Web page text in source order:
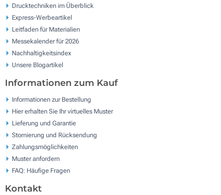
Drucktechniken im Überblick
Express-Werbeartikel
Leitfaden für Materialien
Messekalender für 2026
Nachhaltigkeitsindex
Unsere Blogartikel
Informationen zum Kauf
Informationen zur Bestellung
Hier erhalten Sie Ihr virtuelles Muster
Lieferung und Garantie
Stornierung und Rücksendung
Zahlungsmöglichkeiten
Muster anfordern
FAQ: Häufige Fragen
Kontakt